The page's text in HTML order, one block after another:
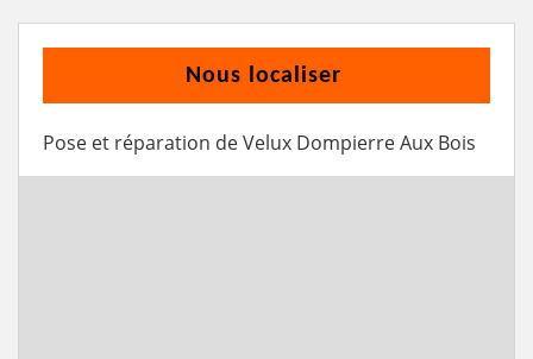
Nous localiser
Pose et réparation de Velux Dompierre Aux Bois